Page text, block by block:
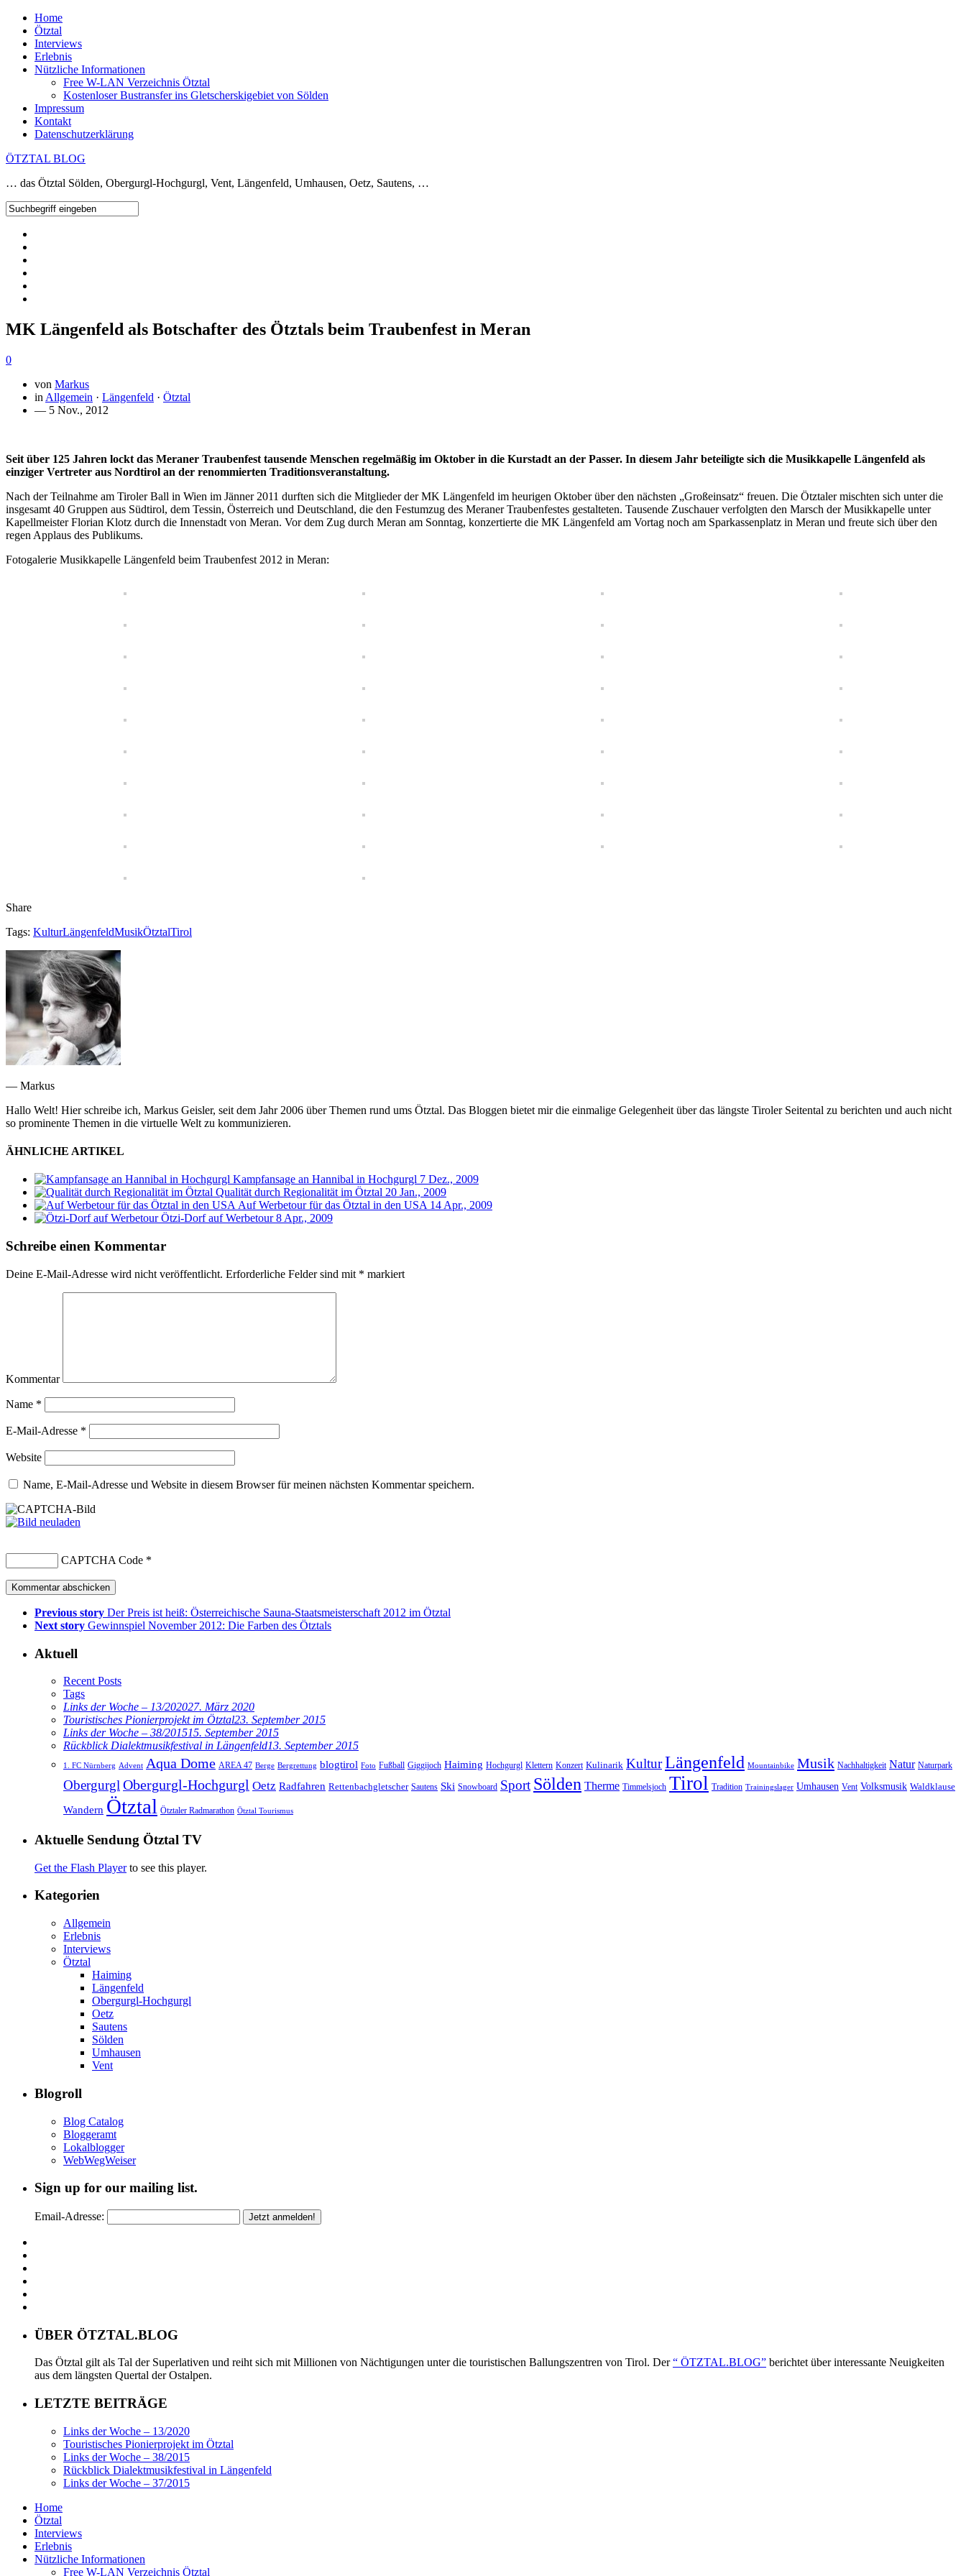
Home
Ötztal
Interviews
Erlebnis
Nützliche Informationen
Free W-LAN Verzeichnis Ötztal
Kostenloser Bustransfer ins Gletscherskigebiet von Sölden
Impressum
Kontakt
Datenschutzerklärung
ÖTZTAL BLOG
… das Ötztal Sölden, Obergurgl-Hochgurgl, Vent, Längenfeld, Umhausen, Oetz, Sautens, …
MK Längenfeld als Botschafter des Ötztals beim Traubenfest in Meran
0
von Markus
in Allgemein · Längenfeld · Ötztal
— 5 Nov., 2012
Seit über 125 Jahren lockt das Meraner Traubenfest tausende Menschen regelmäßig im Oktober in die Kurstadt an der Passer. In diesem Jahr beteiligte sich die Musikkapelle Längenfeld als
einziger Vertreter aus Nordtirol an der renommierten Traditionsveranstaltung.
Nach der Teilnahme am Tiroler Ball in Wien im Jänner 2011 durften sich die Mitglieder der MK Längenfeld im heurigen Oktober über den nächsten „Großeinsatz“ freuen. Die Ötztaler mischten sich unter die
insgesamt 40 Gruppen aus Südtirol, dem Tessin, Österreich und Deutschland, die den Festumzug des Meraner Traubenfestes gestalteten. Tausende Zuschauer verfolgten den Marsch der Musikkapelle unter
Kapellmeister Florian Klotz durch die Innenstadt von Meran. Vor dem Zug durch Meran am Sonntag, konzertierte die MK Längenfeld am Vortag noch am Sparkassenplatz in Meran und freute sich über den
regen Applaus des Publikums.
Fotogalerie Musikkapelle Längenfeld beim Traubenfest 2012 in Meran:
Share
Tags: KulturLängenfeldMusikÖtztalTirol
— Markus
Hallo Welt! Hier schreibe ich, Markus Geisler, seit dem Jahr 2006 über Themen rund ums Ötztal. Das Bloggen bietet mir die einmalige Gelegenheit über das längste Tiroler Seitental zu berichten und auch nicht
so prominente Themen in die virtuelle Welt zu kommunizieren.
ÄHNLICHE ARTIKEL
Kampfansage an Hannibal in Hochgurgl 7 Dez., 2009
Qualität durch Regionalität im Ötztal 20 Jan., 2009
Auf Werbetour für das Ötztal in den USA 14 Apr., 2009
Ötzi-Dorf auf Werbetour 8 Apr., 2009
Schreibe einen Kommentar
Deine E-Mail-Adresse wird nicht veröffentlicht. Erforderliche Felder sind mit * markiert
Kommentar
Name *
E-Mail-Adresse *
Website
Name, E-Mail-Adresse und Website in diesem Browser für meinen nächsten Kommentar speichern.
CAPTCHA Code *
Previous story Der Preis ist heiß: Österreichische Sauna-Staatsmeisterschaft 2012 im Ötztal
Next story Gewinnspiel November 2012: Die Farben des Ötztals
Aktuell
Recent Posts
Tags
Links der Woche – 13/202027. März 2020
Touristisches Pionierprojekt im Ötztal23. September 2015
Links der Woche – 38/201515. September 2015
Rückblick Dialektmusikfestival in Längenfeld13. September 2015
1. FC Nürnberg Advent Aqua Dome AREA 47 Berge Bergrettung blogtirol Foto Fußball Giggijoch Haiming Hochgurgl Klettern Konzert Kulinarik KulturLängenfeld Mountainbike Musik Nachhaltigkeit Natur Naturpark
ObergurglObergurgl-Hochgurgl Oetz Radfahren Rettenbachgletscher Sautens Ski Snowboard Sport Sölden Therme Timmelsjoch Tirol Tradition Trainingslager Umhausen Vent Volksmusik Waldklause
Wandern Ötztal Ötztaler Radmarathon Ötztal Tourismus
Aktuelle Sendung Ötztal TV
Get the Flash Playerto see this player.
Kategorien
Allgemein
Erlebnis
Interviews
Ötztal
Haiming
Längenfeld
Obergurgl-Hochgurgl
Oetz
Sautens
Sölden
Umhausen
Vent
Blogroll
Blog Catalog
Bloggeramt
Lokalblogger
WebWegWeiser
Sign up for our mailing list.
Email-Adresse:
ÜBER ÖTZTAL.BLOG
Das Ötztal gilt als Tal der Superlativen und reiht sich mit Millionen von Nächtigungen unter die touristischen Ballungszentren von Tirol. Der“ ÖTZTAL.BLOG” berichtet über interessante Neuigkeiten
aus dem längsten Quertal der Ostalpen.
LETZTE BEITRÄGE
Links der Woche – 13/2020
Touristisches Pionierprojekt im Ötztal
Links der Woche – 38/2015
Rückblick Dialektmusikfestival in Längenfeld
Links der Woche – 37/2015
Home
Ötztal
Interviews
Erlebnis
Nützliche Informationen
Free W-LAN Verzeichnis Ötztal